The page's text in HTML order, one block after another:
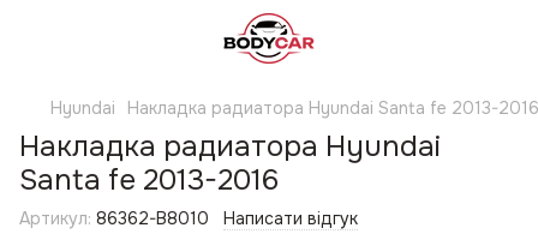
Hyundai Накладка радиатора Hyundai Santa fe 2013-2016
Накладка радиатора Hyundai
Santa fe 2013-2016
Артикул: 86362-B8010 Написати відгук